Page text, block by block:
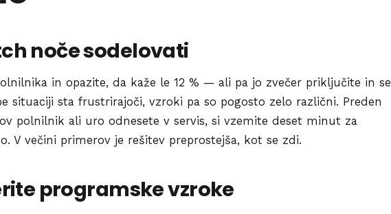
noče sodelovati
in opazite, da kaže le 12 % — ali pa jo zvečer priključite in se
situaciji sta frustrirajoči, vzroki pa so pogosto zelo različni. Preden
polnilnik ali uro odnesete v servis, si vzemite deset minut za
V večini primerov je rešitev preprostejša, kot se zdi.
programske vzroke